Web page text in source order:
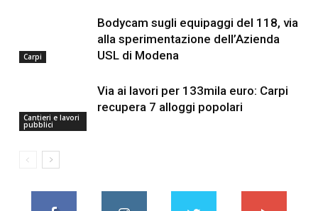
Carpi
Bodycam sugli equipaggi del 118, via
alla sperimentazione dell’Azienda
USL di Modena
Cantieri e lavori
pubblici
Via ai lavori per 133mila euro: Carpi
recupera 7 alloggi popolari